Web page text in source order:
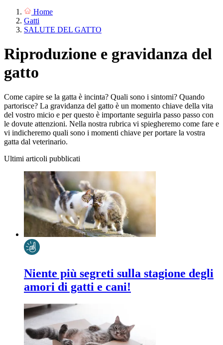
Home
Gatti
SALUTE DEL GATTO
Riproduzione e gravidanza del
gatto
Come capire se la gatta è incinta? Quali sono i sintomi? Quando
partorisce? La gravidanza del gatto è un momento chiave della vita
del vostro micio e per questo è importante seguirla passo passo con
le dovute attenzioni. Nella nostra rubrica vi spiegheremo come fare e
vi indicheremo quali sono i momenti chiave per portare la vostra
gatta dal veterinario.
Ultimi articoli pubblicati
Niente più segreti sulla stagione degli
amori di gatti e cani!